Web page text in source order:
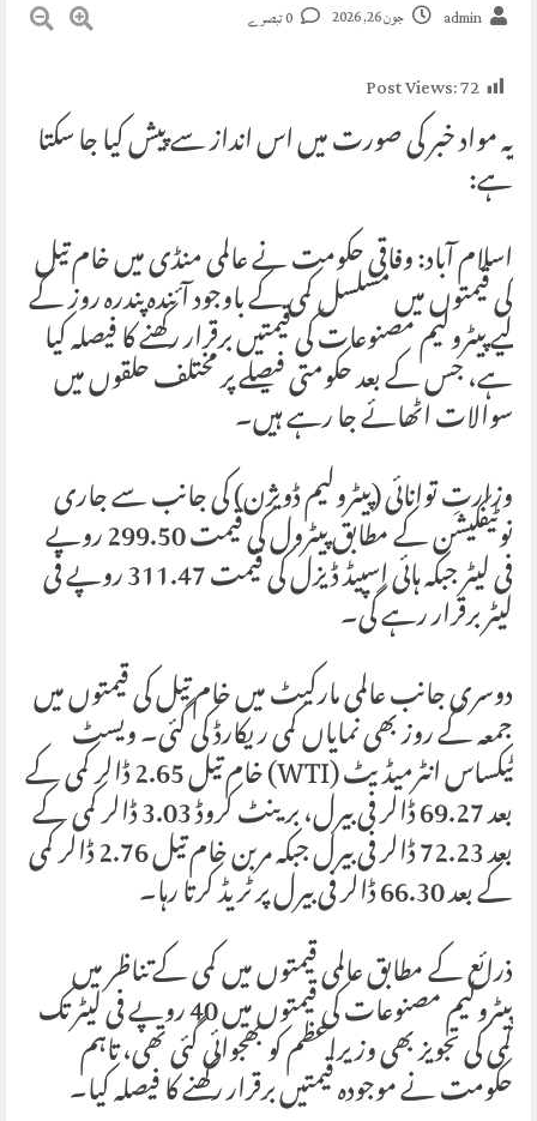
admin جون 26, 2026
Post Views:72
یہ مواد خبر کی صورت میں اس انداز سے پیش کیا جا سکتا
ہے:
اسلام آباد: وفاقی حکومت نے عالمی منڈی میں خام تیل
کی قیمتوں میں مسلسل کمی کے باوجود آئندہ پندرہ روز کے
لیے پیٹرولیم مصنوعات کی قیمتیں برقرار رکھنے کا فیصلہ کیا
ہے، جس کے بعد حکومتی فیصلے پر مختلف حلقوں میں
سوالات اٹھائے جا رہے ہیں۔
وزارتِ توانائی (پیٹرولیم ڈویژن) کی جانب سے جاری
نوٹیفکیشن کے مطابق پیٹرول کی قیمت 299.50 روپے
فی لیٹر جبکہ ہائی اسپیڈ ڈیزل کی قیمت 311.47 روپے فی
لیٹر برقرار رہے گی۔
دوسری جانب عالمی مارکیٹ میں خام تیل کی قیمتوں میں
جمعہ کے روز بھی نمایاں کمی ریکارڈ کی گئی۔ ویسٹ
ٹیکساس انٹرمیڈیٹ (WTI) خام تیل 2.65 ڈالر کمی کے
بعد 69.27 ڈالر فی بیرل، برینٹ کروڈ 3.03 ڈالر کمی کے
بعد 72.23 ڈالر فی بیرل جبکہ مربن خام تیل 2.76 ڈالر کمی
کے بعد 66.30 ڈالر فی بیرل پر ٹریڈ کرتا رہا۔
ذرائع کے مطابق عالمی قیمتوں میں کمی کے تناظر میں
پیٹرولیم مصنوعات کی قیمتوں میں 40 روپے فی لیٹر تک
کمی کی تجویز بھی وزیراعظم کو بھجوائی گئی تھی، تاہم
حکومت نے موجودہ قیمتیں برقرار رکھنے کا فیصلہ کیا۔